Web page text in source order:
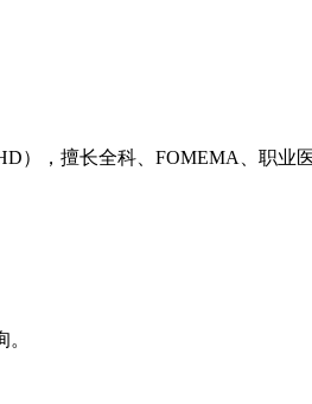
），擅长全科、FOMEMA、职业